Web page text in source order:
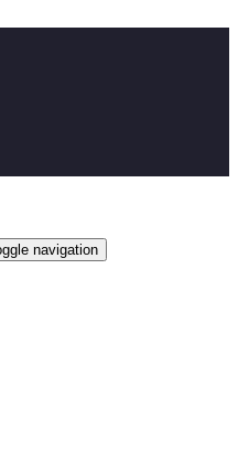
navigation